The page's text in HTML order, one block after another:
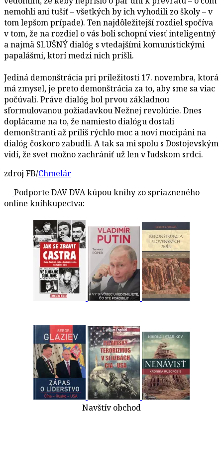
nemohli ani tušiť – všetkých by ich vyhodili zo školy – v
tom lepšom prípade). Ten najdôležitejší rozdiel spočíva
v tom, že na rozdiel o vás boli schopní viesť inteligentný
a najmä SLUŠNÝ dialóg s vtedajšími komunistickými
papalášmi, ktorí medzi nich prišli.
Jediná demonštrácia pri príležitosti 17. novembra, ktorá
má zmysel, je preto demonštrácia za to, aby sme sa viac
počúvali. Práve dialóg bol prvou základnou
sformulovanou požiadavkou Nežnej revolúcie. Dnes
doplácame na to, že namiesto dialógu dostali
demonštranti až príliš rýchlo moc a noví mocipáni na
dialóg čoskoro zabudli. A tak sa mi spolu s Dostojevským
vidí, že svet možno zachrániť už len v ľudskom srdci.
zdroj FB/Chmelár
Podporte DAV DVA kúpou knihy zo spriazneného
online kníhkupectva:
Navštív obchod